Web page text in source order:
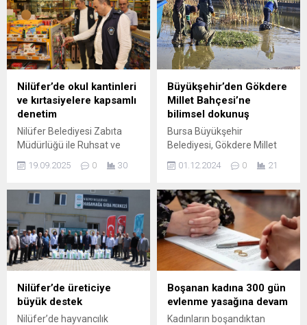
Nilüfer’de okul kantinleri
ve kırtasiyelere kapsamlı
denetim
Nilüfer Belediyesi Zabıta
Müdürlüğü ile Ruhsat ve
Denetim Müdürlüğü ekipleri,
okul kantinleri ve
ruhsat kontrolleri yaptı. ​
Nilüfer Belediyesi, yeni
eğitim-öğretim yılının
başlamasıyla birlikte ilçedeki
okul kantinleri ve
kırtasiyelerde denetimlerini
sıklaştırdı. Güvenli ve adil bir
alışveriş ortamı sağlamayı
hedefleyen Nilüfer
19.09.2025 0 30
Büyükşehir’den Gökdere
Millet Bahçesi’ne
bilimsel dokunuş
Bursa Büyükşehir
Belediyesi, Gökdere Millet
Bahçesi’ndeki göletin
biyolojik fonksiyonlarını
çalışma başlattı. Bursa’nın
yeşil kimliğini tekrar geri
kazanması için projeler
geliştiren Büyükşehir
Belediyesi, mevcut
alanlarda iyileştirme
çalışmalarını da sürdürüyor.
Büyükşehir Belediyesi Park
ve Bahçeler Dairesi
01.12.2024 0 21
Nilüfer’de üreticiye
büyük destek
Nilüfer’de hayvancılık
Boşanan kadına 300 gün
evlenme yasağına devam
Kadınların boşandıktan